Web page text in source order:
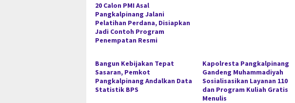
20 Calon PMI Asal
Pangkalpinang Jalani
Pelatihan Perdana, Disiapkan
Jadi Contoh Program
Penempatan Resmi
Bangun Kebijakan Tepat
Sasaran, Pemkot
Pangkalpinang Andalkan Data
Statistik BPS
Kapolresta Pangkalpinang
Gandeng Muhammadiyah
Sosialisasikan Layanan 110
dan Program Kuliah Gratis
Menulis